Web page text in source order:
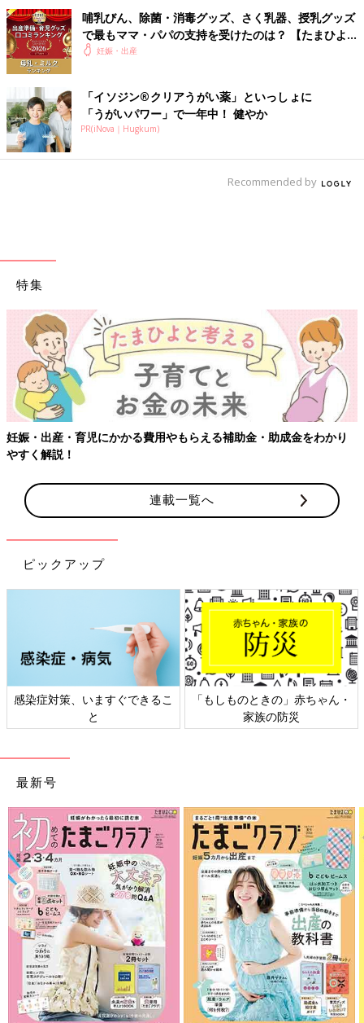
哺乳びん、除菌・消毒グッズ、さく乳器、授乳グッズ
で最もママ・パパの支持を受けたのは？ 【たまひよ
赤ちゃんグッズ大賞2026】
妊娠・出産
「イソジン®クリアうがい薬」といっしょに
「うがいパワー」で一年中！ 健やか
PR(iNova｜Hugkum)
Recommended by
特集
【ワクチン接種できるものも】妊婦の感染症対策、知っておいて！
連載一覧へ
ピックアップ
日本外来小児科学会リーフレッ
ト検討会
六星占術 細木かおりさんの人生
相談
最新号